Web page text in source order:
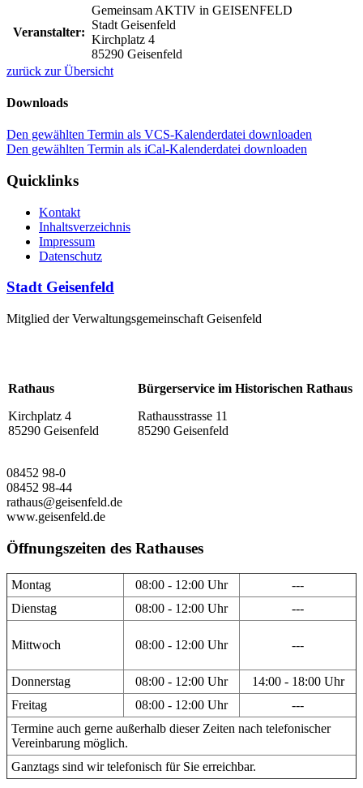
Veranstalter:
Gemeinsam AKTIV in GEISENFELD
Stadt Geisenfeld
Kirchplatz 4
85290 Geisenfeld
zurück zur Übersicht
Downloads
Den gewählten Termin als VCS-Kalenderdatei downloaden
Den gewählten Termin als iCal-Kalenderdatei downloaden
Quicklinks
Kontakt
Inhaltsverzeichnis
Impressum
Datenschutz
Stadt Geisenfeld
Mitglied der Verwaltungsgemeinschaft Geisenfeld
Rathaus
Kirchplatz 4
85290 Geisenfeld
Bürgerservice im Historischen Rathaus
Rathausstrasse 11
85290 Geisenfeld
08452 98-0
08452 98-44
rathaus@geisenfeld.de
www.geisenfeld.de
Öffnungszeiten des Rathauses
Montag 08:00 - 12:00 Uhr
---
Dienstag
08:00 - 12:00 Uhr ---
Mittwoch 08:00 - 12:00 Uhr ---
Donnerstag 08:00 - 12:00 Uhr
14:00 - 18:00 Uhr
Freitag
08:00 - 12:00 Uhr
---
Termine auch gerne außerhalb dieser Zeiten nach telefonischer
Vereinbarung möglich.
Ganztags sind wir telefonisch für Sie erreichbar.